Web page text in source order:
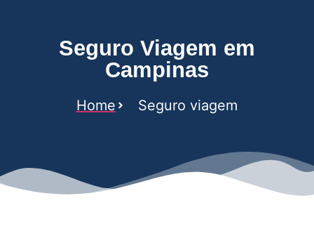
Seguro Viagem em
Campinas
Home Seguro viagem